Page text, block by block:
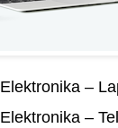
Elektronika –
Elektronika –